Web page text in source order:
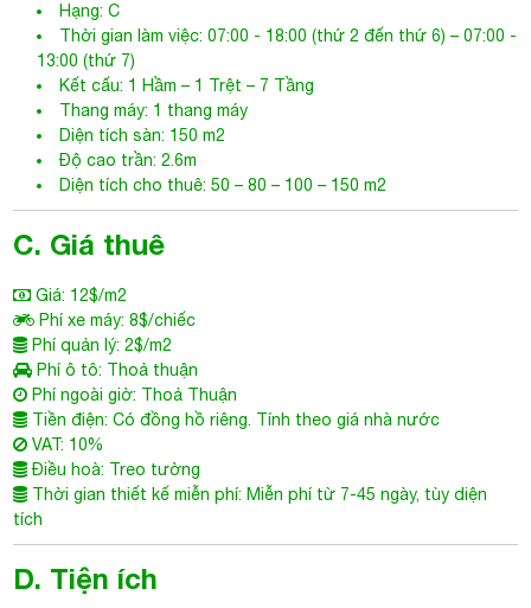
Hạng: C
Thời gian làm việc: 07:00 - 18:00 (thứ 2 đến thứ 6) – 07:00 -
13:00 (thứ 7)
Kết cấu: 1 Hầm – 1 Trệt – 7 Tầng
Thang máy: 1 thang máy
Diện tích sàn: 150 m2
Độ cao trần: 2.6m
Diện tích cho thuê: 50 – 80 – 100 – 150 m2
C. Giá thuê
Giá: 12$/m2
Phí xe máy: 8$/chiếc
Phí quản lý: 2$/m2
Phí ô tô: Thoả thuận
Phí ngoài giờ: Thoả Thuận
Tiền điện: Có đồng hồ riêng. Tính theo giá nhà nước
VAT: 10%
Điều hoà: Treo tường
Thời gian thiết kế miễn phí: Miễn phí từ 7-45 ngày, tùy diện
tích
D. Tiện ích